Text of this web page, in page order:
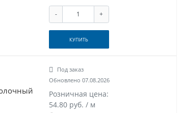
- +
КУПИТЬ
Под заказ
Обновлено 07.08.2026
Розничная цена:
54.80 руб. / м